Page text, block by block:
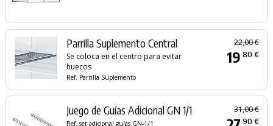
Parrilla Suplemento Central
Se coloca en el centro para evitar
huecos
Ref. Parrilla Suplemento
22,00 €
19 80 €
Juego de Guías Adicional GN 1/1
Ref. set adicional guías GN-1/1
31,00 €
90 €